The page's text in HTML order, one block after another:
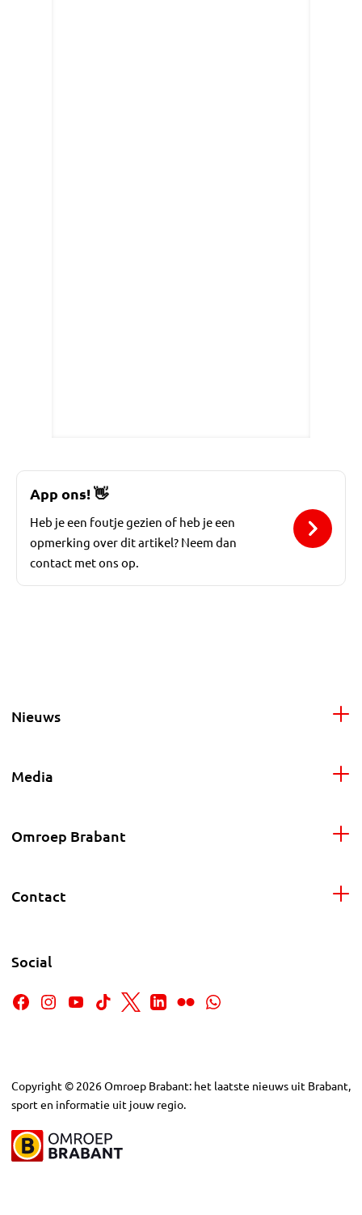
App ons!👋
Heb je een foutje gezien of heb je een
opmerking over dit artikel? Neem dan
contact met ons op.
Nieuws
Media
Omroep Brabant
Contact
Social
Copyright © 2026Omroep Brabant: het laatste nieuws uit Brabant,
sport en informatie uit jouw regio.